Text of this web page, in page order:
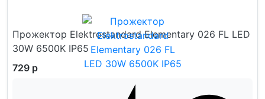
Прожектор Elektrostandard Elementary 026 FL LED
30W 6500K IP65
729 р